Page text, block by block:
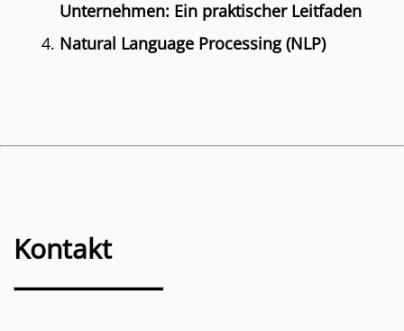
Unternehmen: Ein praktischer Leitfaden
Natural Language Processing (NLP)
Kontakt